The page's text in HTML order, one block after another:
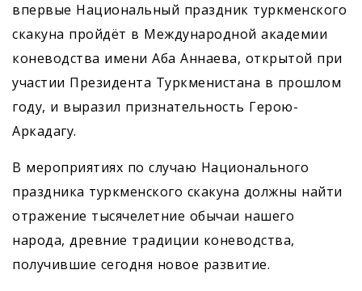
впервые Национальный праздник туркменского
скакуна пройдёт в Международной академии
коневодства имени Аба Аннаева, открытой при
участии Президента Туркменистана в прошлом
году, и выразил признательность Герою-
Аркадагу.
В мероприятиях по случаю Национального
праздника туркменского скакуна должны найти
отражение тысячелетние обычаи нашего
народа, древние традиции коневодства,
получившие сегодня новое развитие.